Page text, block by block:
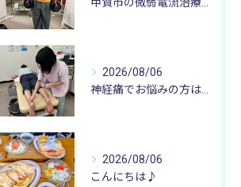
2026/08/06
2026/08/06
こんにちは♪